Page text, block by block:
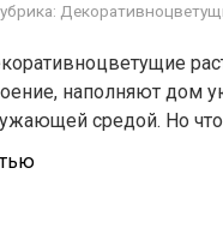
наполняют дом
средой. Но